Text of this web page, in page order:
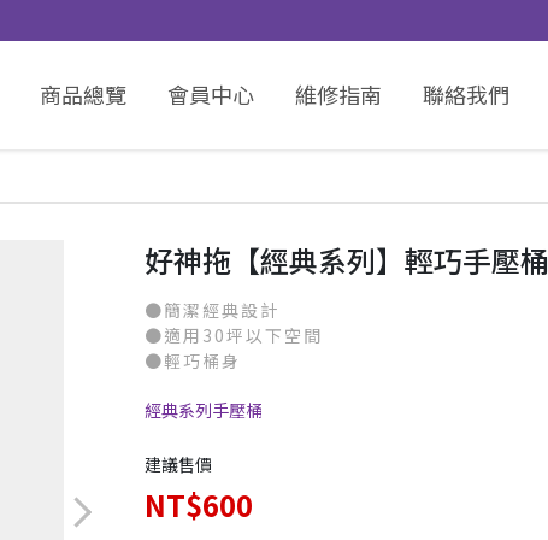
商品總覽 會員中心 維修指南 聯絡我們
好神拖【經典系列】輕巧手壓桶
●簡潔經典設計
●適用30坪以下空間
●輕巧桶身
經典系列手壓桶
建議售價
NT$600